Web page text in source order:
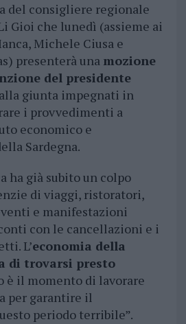
del consigliere regionale
Gioi che lunedì (assieme ai
Michele Ciusa e
presenterà una mozione
del presidente
giunta impegnati in
i provvedimenti a
economico e
Sardegna.
ha già subito un colpo
di viaggi, ristoratori,
e manifestazioni
con le cancellazioni e i
L’economia della
di trovarsi presto
è il momento di lavorare
per garantire il
periodo terribile”.